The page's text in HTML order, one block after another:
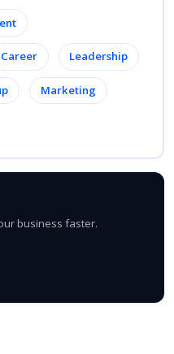
Career Leadership
Marketing
business faster.